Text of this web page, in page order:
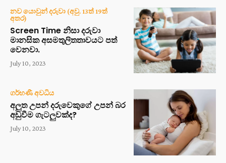
නව යොවුන් දරුවා (අවු. 13ත් 19ත්
අතර)
Screen Time නිසා දරුවා
මානසික අසමතුලිතතාවයට පත්
වෙනවා.
July 10, 2023
ගර්භණී අවධිය
අලුත උපන් දරුවෙකුගේ උපන් බර
අඩුවීම ගැටලුවක්ද?
July 10, 2023